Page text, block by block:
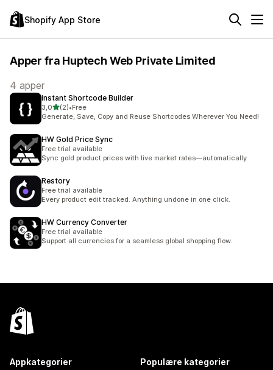
Shopify App Store
Apper fra Huptech Web Private Limited
4 apper
Instant Shortcode Builder
3,0av 5 stjerner
(2)
Totalt 2 omtaler
•Free
Generate, Save, Copy and Reuse Shortcodes Wherever You Need!
HW Gold Price Sync
Free trial available
Sync gold product prices with live market rates—automatically
Restory
Free trial available
Every product edit tracked. Anything undone in one click.
HW Currency Converter
Free trial available
Support all currencies for a seamless global shopping flow.
Appkategorier Populære kategorier